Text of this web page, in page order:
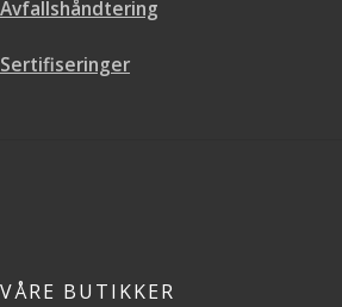
Avfallshåndtering
Sertifiseringer
VÅRE BUTIKKER